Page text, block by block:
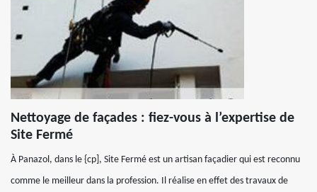
Nettoyage de façades : fiez-vous à l’expertise de
Site Fermé
À Panazol, dans le {cp], Site Fermé est un artisan façadier qui est reconnu
comme le meilleur dans la profession. Il réalise en effet des travaux de